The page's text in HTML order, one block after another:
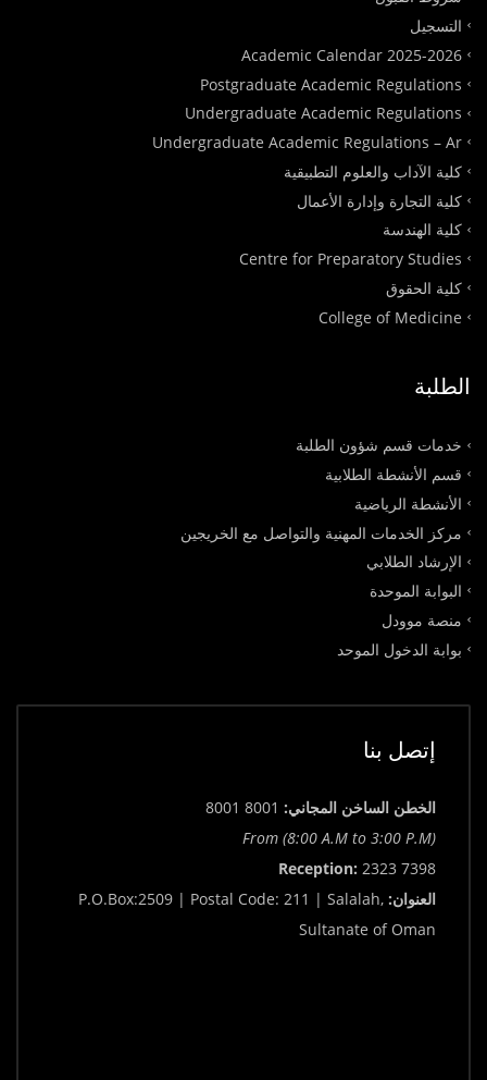
التسجيل
Academic Calendar 2025-2026
Postgraduate Academic Regulations
Undergraduate Academic Regulations
Undergraduate Academic Regulations – Ar
كلية الآداب والعلوم التطبيقية
كلية التجارة وإدارة الأعمال
كلية الهندسة
Centre for Preparatory Studies
كلية الحقوق
College of Medicine
الطلبة
خدمات قسم شؤون الطلبة
قسم الأنشطة الطلابية
الأنشطة الرياضية
مركز الخدمات المهنية والتواصل مع الخريجين
الإرشاد الطلابي
البوابة الموحدة
منصة موودل
بوابة الدخول الموحد
إتصل بنا
الخطن الساخن المجاني: 8001 8001
From (8:00 A.M to 3:00 P.M)
Reception: 2323 7398
العنوان: P.O.Box:2509 | Postal Code: 211 | Salalah,
Sultanate of Oman